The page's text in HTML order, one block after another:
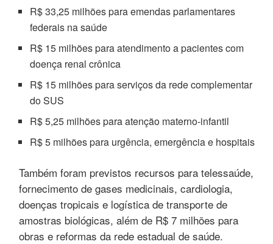
R$ 33,25 milhões para emendas parlamentares
federais na saúde
R$ 15 milhões para atendimento a pacientes com
doença renal crônica
R$ 15 milhões para serviços da rede complementar
do SUS
R$ 5,25 milhões para atenção materno-infantil
R$ 5 milhões para urgência, emergência e hospitais
Também foram previstos recursos para telessaúde,
fornecimento de gases medicinais, cardiologia,
doenças tropicais e logística de transporte de
amostras biológicas, além de R$ 7 milhões para
obras e reformas da rede estadual de saúde.